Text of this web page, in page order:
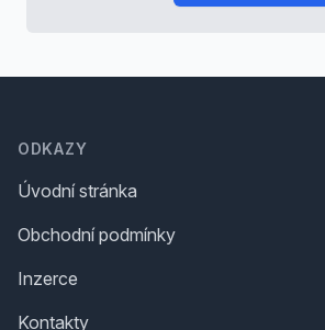
ODKAZY
Úvodní stránka
Obchodní podmínky
Inzerce
Kontakty